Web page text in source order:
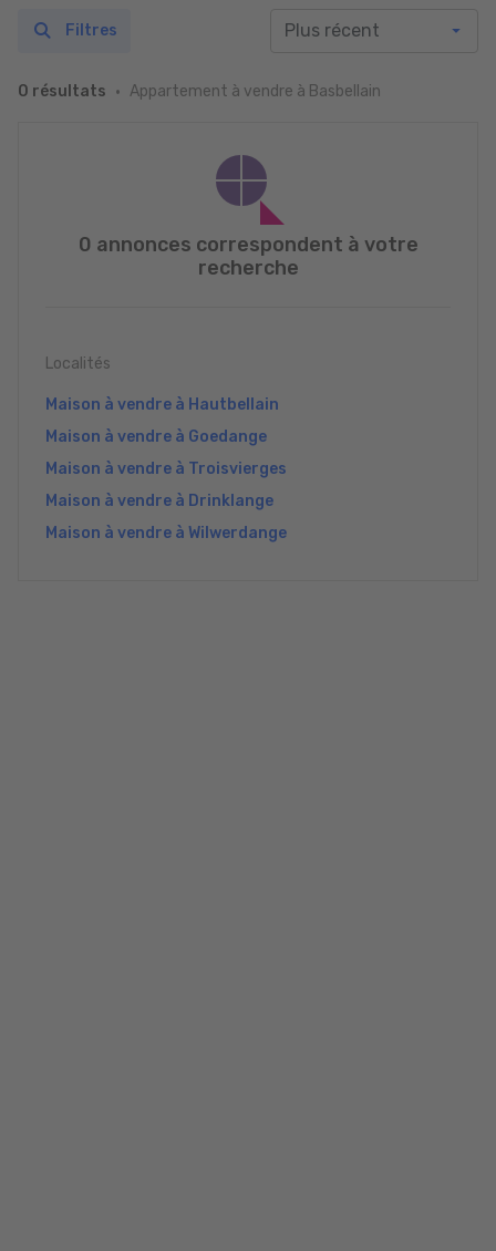
0 résultats Appartement à vendre à Basbellain
Filtres
0 annonces correspondent à votre
recherche
Localités
Maison à vendre à Hautbellain
Maison à vendre à Goedange
Maison à vendre à Troisvierges
Maison à vendre à Drinklange
Maison à vendre à Wilwerdange